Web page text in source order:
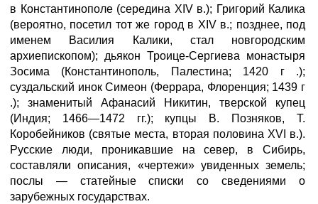
в Константинополе (середина XIV в.); Григорий Калика
(вероятно, посетил тот же город в XIV в.; позднее, под
именем Василия Калики, стал новгородским
архиепископом); дьякон Троице-Сергиева монастыря
Зосима (Константинополь, Палестина; 1420 г .);
суздальский инок Симеон (Феррара, Флоренция; 1439 г
.); знаменитый Афанасий Никитин, тверской купец
(Индия; 1466—1472 гг.); купцы В. Позняков, Т.
Коробейников (святые места, вторая половина XVI в.).
Русские люди, проникавшие на север, в Сибирь,
составляли описания, «чертежи» увиденных земель;
послы — статейные списки со сведениями о
зарубежных государствах.